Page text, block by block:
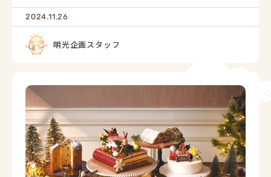
2024.11.26
明光企画スタッフ